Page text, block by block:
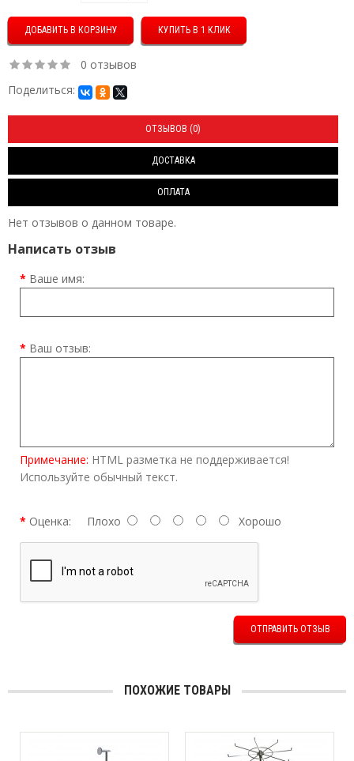
КУПИТЬ В 1 КЛИК
0 отзывов
Поделиться:
ОТЗЫВОВ (0)
ДОСТАВКА
ОПЛАТА
Нет отзывов о данном товаре.
Написать отзыв
Ваше имя:
Ваш отзыв:
Примечание: HTML разметка не поддерживается!
Используйте обычный текст.
Оценка: Плохо Хорошо
ОТПРАВИТЬ ОТЗЫВ
ПОХОЖИЕ ТОВАРЫ